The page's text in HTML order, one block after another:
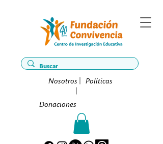
Nosotros Políticas
Donaciones